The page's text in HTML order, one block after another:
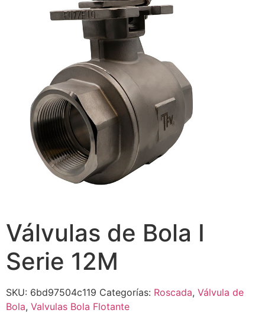
Válvulas de Bola I
Serie 12M
SKU: 6bd97504c119 Categorías: Roscada, Válvula de
Bola, Valvulas Bola Flotante